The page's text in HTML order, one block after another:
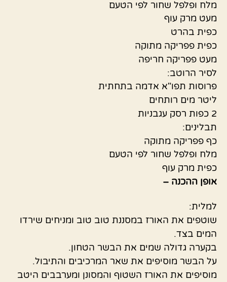
מלח ופלפל שחור לפי הטעם
מעט מרק עוף
כפית בהרט
כפית פפריקה מתוקה
מעט פפריקה חריפה
לסיר הרוטב:
פרוסות תפו"א אדמה בתחתית
ליטר מים רותחים
2 כפות רסק עגבניות
תבלינים:
כף פפריקה מתוקה
מלח ופלפל שחור לפי הטעם
כפית מרק עוף
אופן ההכנה –
למלית:
שוטפים את האורז במסננת טוב טוב ומניחים שירדו
המים בצד.
בקערה גדולה שמים את הבשר הטחון.
על הבשר מוסיפים את שאר המרכיבים והתיבול.
מוסיפים את האורז השטוף והמסונן ומערבבים היטב